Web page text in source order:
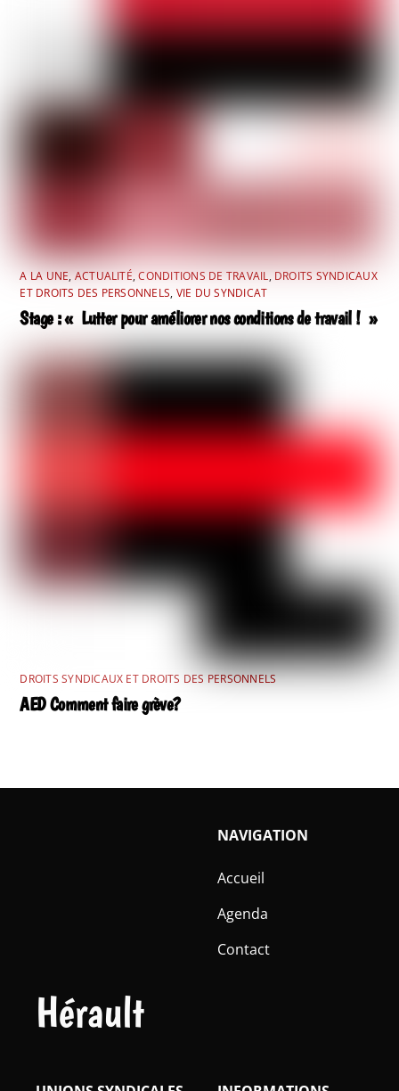
A LA UNE, ACTUALITÉ,CONDITIONS DE TRAVAIL, DROITS SYNDICAUX
ET DROITS DES PERSONNELS, VIE DU SYNDICAT
Stage : « Lutter pour améliorer nos conditions de travail ! »
DROITS SYNDICAUX ET DROITS DES PERSONNELS
AED Comment faire grève?
Hérault
NAVIGATION
Accueil
Agenda
Contact